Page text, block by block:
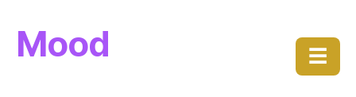
Mood ☰